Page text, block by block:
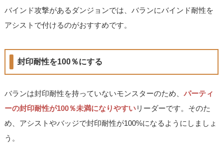
バインド攻撃があるダンジョンでは、バランにバインド耐性を
アシストで付けるのがおすすめです。
封印耐性を100％にする
バランは封印耐性を持っていないモンスターのため、パーティ
ーの封印耐性が100％未満になりやすいリーダーです。そのた
め、アシストやバッジで封印耐性が100%になるようにしましょ
う。